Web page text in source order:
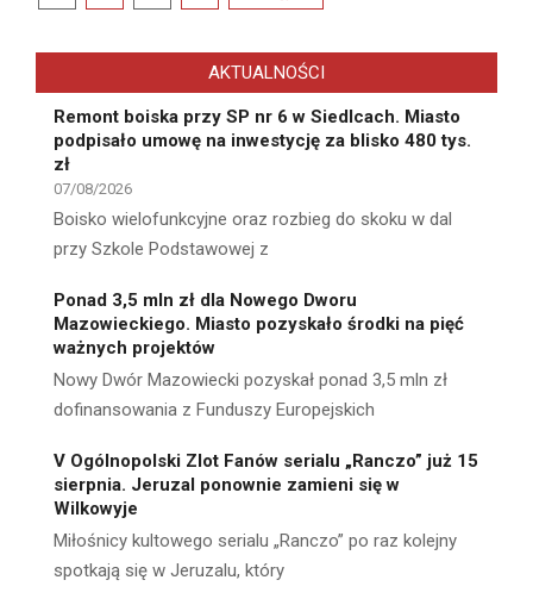
AKTUALNOŚCI
Remont boiska przy SP nr 6 w Siedlcach. Miasto
podpisało umowę na inwestycję za blisko 480 tys.
zł
07/08/2026
Boisko wielofunkcyjne oraz rozbieg do skoku w dal
przy Szkole Podstawowej z
Ponad 3,5 mln zł dla Nowego Dworu
Mazowieckiego. Miasto pozyskało środki na pięć
ważnych projektów
Nowy Dwór Mazowiecki pozyskał ponad 3,5 mln zł
dofinansowania z Funduszy Europejskich
V Ogólnopolski Zlot Fanów serialu „Ranczo” już 15
sierpnia. Jeruzal ponownie zamieni się w
Wilkowyje
Miłośnicy kultowego serialu „Ranczo” po raz kolejny
spotkają się w Jeruzalu, który